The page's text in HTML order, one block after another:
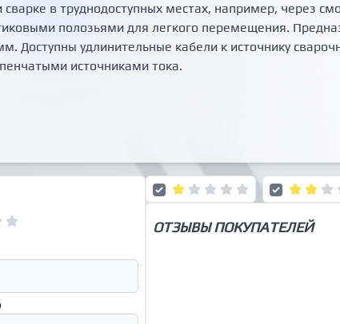
в труднодоступных местах, например, через
полозьями для легкого перемещения.
Доступны удлинительные кабели к источнику
источниками тока.
ОТЗЫВЫ ПОКУПАТЕЛЕЙ